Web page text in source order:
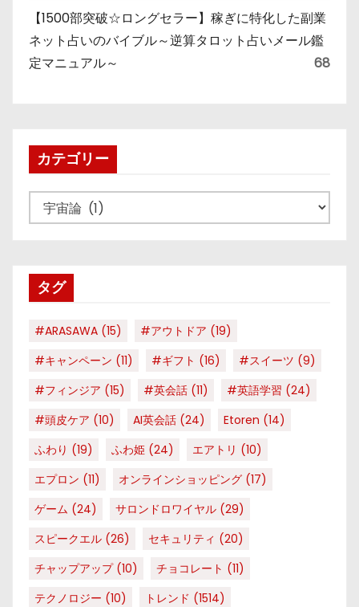
【1500部突破☆ロングセラー】稼ぎに特化した副業
ネット占いのバイブル～逆算タロット占いメール鑑
定マニュアル～
68
カテゴリー
テ
ータグ
#ARASAWA (15) #アウトドア (19)
#キャンペーン (11) #ギフト (16) #スイーツ (9)
#フィンジア (15) #英会話 (11) #英語学習 (24)
#頭皮ケア (10) AI英会話 (24) Etoren (14)
ふわり (19) ふわ姫 (24) エアトリ (10)
エプロン (11) オンラインショッピング (17)
ゲーム (24) サロンドロワイヤル (29)
スピークエル (26) セキュリティ (20)
チャップアップ(10) チョコレート (11)
テクノロジー (10) トレンド (1514)